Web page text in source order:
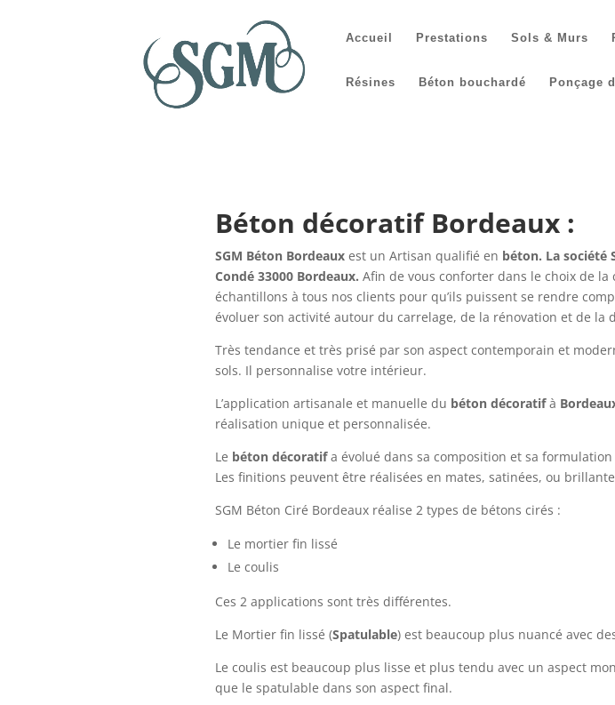
Accueil Prestations Sols & Murs
Résines Béton bouchardé Ponçage
Béton décoratif Bordeaux :
SGM Béton Bordeaux est un Artisan qualifié en béton. La société
Condé 33000 Bordeaux. Afin de vous conforter dans le choix de
échantillons à tous nos clients pour qu’ils puissent se rendre
évoluer son activité autour du carrelage, de la rénovation et de la
Très tendance et très prisé par son aspect contemporain et
sols. Il personnalise votre intérieur.
L’application artisanale et manuelle du béton décoratifà
réalisation unique et personnalisée.
Le béton décoratifa évolué dans sa composition et sa
Les finitions peuvent être réalisées en mates, satinées, ou
SGM Béton Ciré Bordeaux réalise 2 types de bétons cirés :
Le mortier fin lissé
Le coulis
Ces 2 applications sont très différentes.
Le Mortier fin lissé (Spatulable) est beaucoup plus nuancé avec
Le coulis est beaucoup plus lisse et plus tendu avec un aspect
que le spatulable dans son aspect final.